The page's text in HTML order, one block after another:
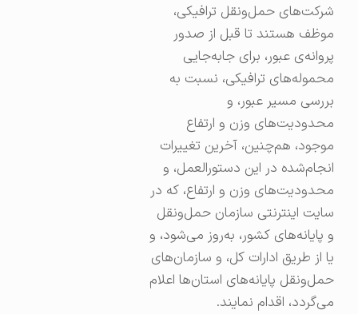
شرکت‌های حمل‌ونقل ترافیکی،
موظف هستند تا قبل از صدور
پروانه‌ی عبور، برای جابه‌جایی
محموله‌های ترافیکی، نسبت به
بررسی مسیر عبور، و
محدودیت‌های وزن و ارتفاع
موجود، هم‌چنین، آخرین تغییرات
انجام‌شده در این دستورالعمل، و
محدودیت‌های وزن و ارتفاع، که در
سایت اینترنتی سازمان حمل‌ونقل
و پایانه‌های کشور، به‌روز می‌شود، و
یا از طریق ادارات کل، و سازمان‌های
حمل‌ونقل پایانه‌های استان‌ها اعلام
می‌گردد، اقدام نمایند.